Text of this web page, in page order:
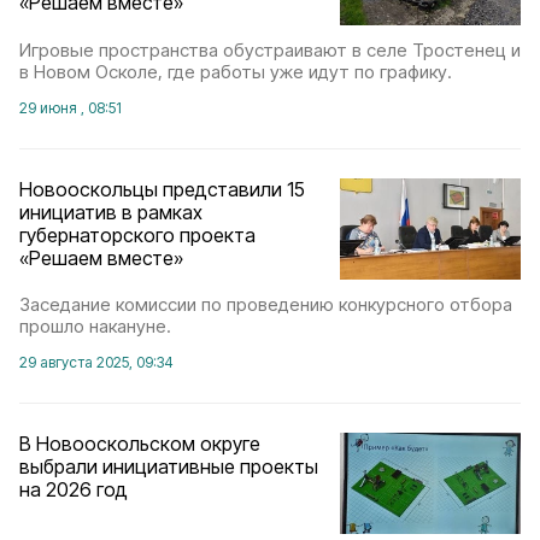
Игровые пространства обустраивают в селе Тростенец и
в Новом Осколе, где работы уже идут по графику.
29 июня , 08:51
Новооскольцы представили 15
инициатив в рамках
губернаторского проекта
«Решаем вместе»
Заседание комиссии по проведению конкурсного отбора
прошло накануне.
29 августа 2025, 09:34
В Новооскольском округе
выбрали инициативные проекты
на 2026 год